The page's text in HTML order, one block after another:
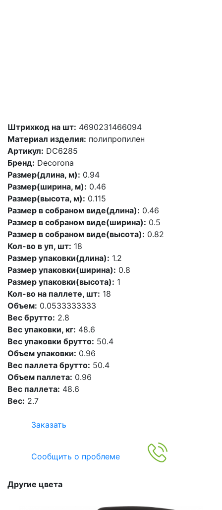
Штрихкод на шт: 4690231466094
Материал изделия: полипропилен
Артикул: DC6285
Бренд: Decorona
Размер(длина, м): 0.94
Размер(ширина, м): 0.46
Размер(высота, м): 0.115
Размер в собраном виде(длина): 0.46
Размер в собраном виде(ширина): 0.5
Размер в собраном виде(высота): 0.82
Кол-во в уп, шт: 18
Размер упаковки(длина): 1.2
Размер упаковки(ширина): 0.8
Размер упаковки(высота): 1
Кол-во на паллете, шт: 18
Объем: 0.0533333333
Вес брутто: 2.8
Вес упаковки, кг: 48.6
Вес упаковки брутто: 50.4
Объем упаковки: 0.96
Вес паллета брутто: 50.4
Объем паллета: 0.96
Вес паллета: 48.6
Вес: 2.7
Заказать
Сообщить о проблеме
Другие цвета